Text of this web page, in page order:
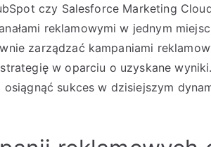
czy Salesforce Marketing
reklamowymi w jednym
zarządzać kampaniami
w oparciu o uzyskane
sukces w dzisiejszym